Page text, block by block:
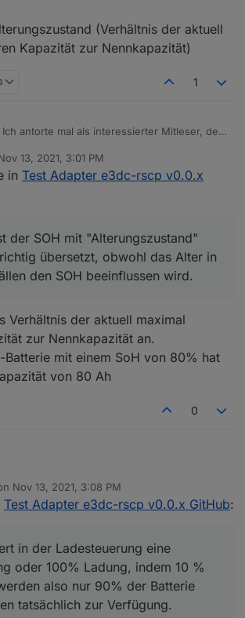
(Verhältnis der aktuell
Kapazität zur Nennkapazität)
1
Ich antorte mal als interessierter Mitleser, der
für mich der State of Charge also der
Batterie auf 100 gerechnet) und
der RSOC den "wahren" wert angibt.
Health bezeichnet ja eigentlich den
der natürlich auch beim
Ausfall einer Zelle/einiger Zellen
geringem Alter bereits in die Knie gehen
13, 2021, 3:01 PM
by
in Test Adapter e3dc-rscp v0.0.x
der SOH mit "Alterungszustand"
übersetzt, obwohl das Alter in
den SOH beeinflussen wird.
Verhältnis der aktuell maximal
zur Nennkapazität an.
Batterie mit einem SoH von 80% hat
von 80 Ah
0
es mal so zu erklären wie ich es
verstanden habe.
also nur 90% der Batterie Kapazität
zur Verfügung.
Portal ein SOC von 0% angezeigt wird
RSOC) , sind tatsächlich noch z.B 5%
RSOC REAL).
Portal (entspricht 90% der
beim S10 E PRO / beim S10 E und S10 mini
100% sein je nach Batterie)
=> SOC (entspricht 100% der Nennkapazität)
Alterungszustand (Verhältnis der aktuell
Nov 13, 2021, 3:08 PM
by
Test Adapter e3dc-rscp v0.0.x GitHub:
in der Ladesteuerung eine
oder 100% Ladung, indem 10 %
also nur 90% der Batterie
tatsächlich zur Verfügung.